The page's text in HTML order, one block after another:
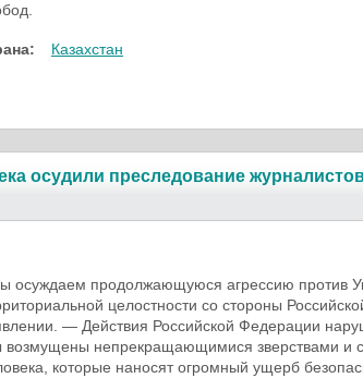
Казахстан
осудили преследова­ние
осуждаем продолжающуюся агрессию против
целостности со стороны
— Действия Российской Федерации
непрекращающимися зверствами и
которые наносят огромный ущерб